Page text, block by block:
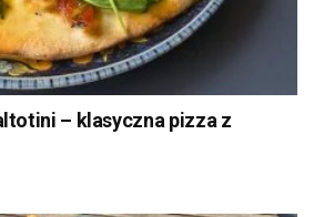
– klasyczna pizza z